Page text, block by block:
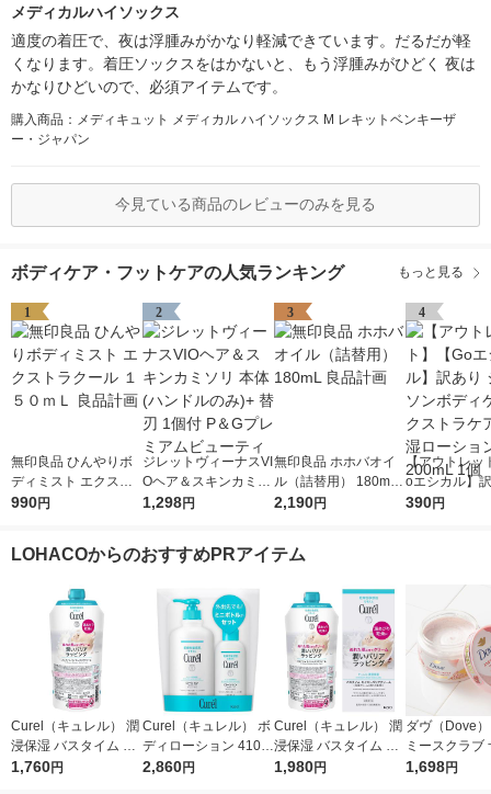
メディカルハイソックス
適度の着圧で、夜は浮腫みがかなり軽減できています。だるだが軽
くなります。着圧ソックスをはかないと、もう浮腫みがひどく 夜は
かなりひどいので、必須アイテムです。
購入商品：メディキュット メディカル ハイソックス M レキットベンキーザ
ー・ジャパン
今見ている商品のレビューのみを見る
ボディケア・フットケアの人気ランキング もっと見る
1
無印良品 ひんやりボ
ディミスト エクスト
ラクール １５０ｍＬ
990円
2
ジレットヴィーナスVI
Oヘア＆スキンカミソ
リ 本体 (ハンドルの
1,298円
3
無印良品 ホホバオイ
ル（詰替用） 180mL
良品計画
2,190円
4
【アウトレッ
oエシカル】
ョンソンボデ
390円
LOHACOからのおすすめPRアイテム
Curel（キュレル） 潤
浸保湿 バスタイム モ
イストバリアクリーム
1,760円
Curel（キュレル） ボ
ディローション 410m
L+110mLセット 花王
2,860円
Curel（キュレル） 潤
浸保湿 バスタイム モ
イストバリアクリーム
1,980円
ダヴ（Dove
ミースクラブ
＆シアバター
1,698円